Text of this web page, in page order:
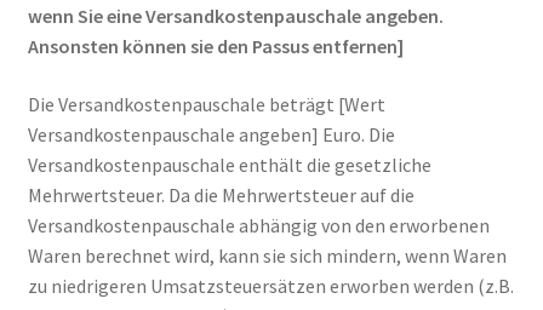
wenn Sie eine Versandkostenpauschale angeben.
Ansonsten können sie den Passus entfernen]
Die Versandkostenpauschale beträgt [Wert
Versandkostenpauschale angeben] Euro. Die
Versandkostenpauschale enthält die gesetzliche
Mehrwertsteuer. Da die Mehrwertsteuer auf die
Versandkostenpauschale abhängig von den erworbenen
Waren berechnet wird, kann sie sich mindern, wenn Waren
zu niedrigeren Umsatzsteuersätzen erworben werden (z.B.